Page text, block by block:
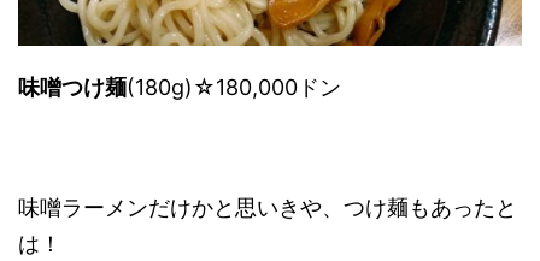
味噌つけ麺(180g)☆180,000ドン
味噌ラーメンだけかと思いきや、つけ麺もあったと
は！